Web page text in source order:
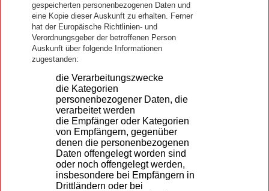
gespeicherten personenbezogenen Daten und
eine Kopie dieser Auskunft zu erhalten. Ferner
hat der Europäische Richtlinien- und
Verordnungsgeber der betroffenen Person
Auskunft über folgende Informationen
zugestanden:
die Verarbeitungszwecke
die Kategorien
personenbezogener Daten, die
verarbeitet werden
die Empfänger oder Kategorien
von Empfängern, gegenüber
denen die personenbezogenen
Daten offengelegt worden sind
oder noch offengelegt werden,
insbesondere bei Empfängern in
Drittländern oder bei